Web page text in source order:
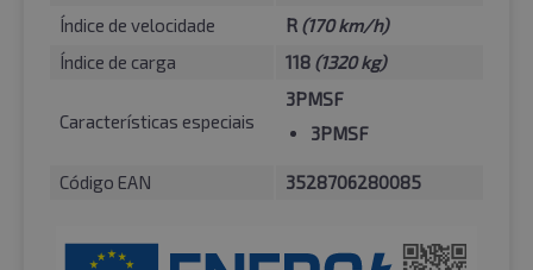
Índice de velocidade
R (170 km/h)
Índice de carga
118 (1320 kg)
Características especiais
3PMSF
3PMSF
Código EAN 3528706280085